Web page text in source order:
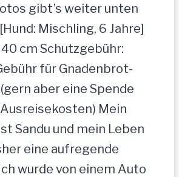
gibt’s weiter unten
Mischling, 6 Jahre]
40 cm Schutzgebühr:
für Gnadenbrot-
aber eine Spende
Mein
Sandu und mein Leben
eine aufregende
wurde von einem Auto